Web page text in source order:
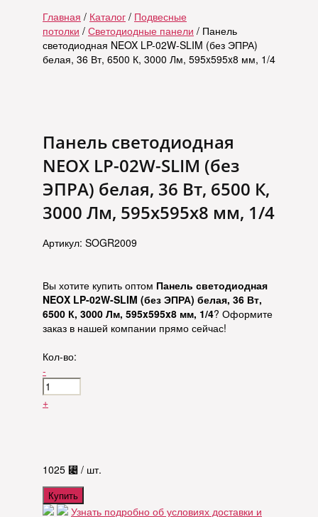
Главная / Каталог / Подвесные
потолки / Светодиодные панели / Панель
светодиодная NEOX LP-02W-SLIM (без ЭПРА)
белая, 36 Вт, 6500 К, 3000 Лм, 595x595x8 мм, 1/4
Панель светодиодная
NEOX LP-02W-SLIM (без
ЭПРА) белая, 36 Вт, 6500 К,
3000 Лм, 595x595x8 мм, 1/4
Артикул: SOGR2009
Вы хотите купить оптом Панель светодиодная
NEOX LP-02W-SLIM (без ЭПРА) белая, 36 Вт,
6500 К, 3000 Лм, 595x595x8 мм, 1/4? Оформите
заказ в нашей компании прямо сейчас!
Кол-во:
-
+
1025 ⃄ / шт.
Купить
Узнать подробно об условиях доставки и